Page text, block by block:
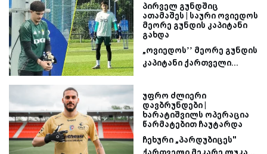
პირველ გუნდშიც
ათამაშეს | საური ოვიედოს
მეორე გუნდის კაპიტანი
გახდა
„ოვიედოს’’ მეორე გუნდის
კაპიტანი ქართველი...
უფრო ძლიერი
დავბრუნდები |
ხარატიშვილს ოპერაცია
წარმატებით ჩაუტარდა
ჩეხური „პარდუბიცეს''